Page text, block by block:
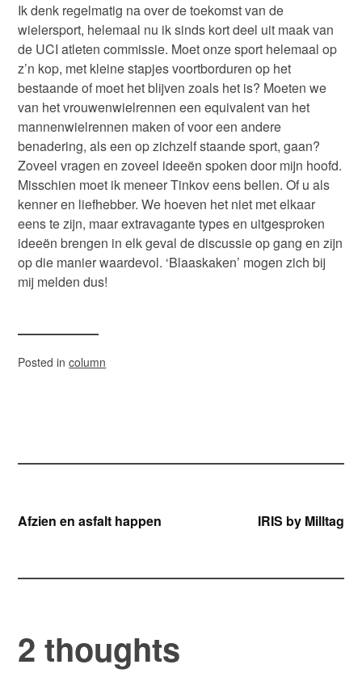
Ik denk regelmatig na over de toekomst van de
wielersport, helemaal nu ik sinds kort deel uit maak van
de UCI atleten commissie. Moet onze sport helemaal op
z’n kop, met kleine stapjes voortborduren op het
bestaande of moet het blijven zoals het is? Moeten we
van het vrouwenwielrennen een equivalent van het
mannenwielrennen maken of voor een andere
benadering, als een op zichzelf staande sport, gaan?
Zoveel vragen en zoveel ideeën spoken door mijn hoofd.
Misschien moet ik meneer Tinkov eens bellen. Of u als
kenner en liefhebber. We hoeven het niet met elkaar
eens te zijn, maar extravagante types en uitgesproken
ideeën brengen in elk geval de discussie op gang en zijn
op die manier waardevol. ‘Blaaskaken’ mogen zich bij
mij melden dus!
Posted incolumn
Bericht
Afzien en asfalt happen IRIS by Milltag
2 thoughts